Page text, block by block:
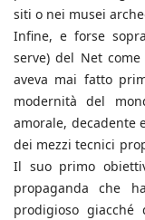
siti o nei musei
Infine, e forse
serve) del Net
aveva mai fatto
modernità del
amorale, decadente
dei mezzi tecnici
Il suo primo
propaganda che
prodigioso giacché